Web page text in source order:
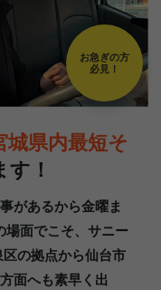
お急ぎの方
必見！
城県内最短そ
！
があるから金曜ま
面でこそ、サニー
の拠点から仙台市
面へも素早く出